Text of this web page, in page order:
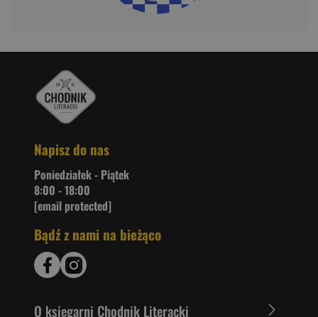
Napisz do nas
Poniedziałek - Piątek
8:00 - 18:00
[email protected]
Bądź z nami na bieżąco
O ksiegarni Chodnik Literacki